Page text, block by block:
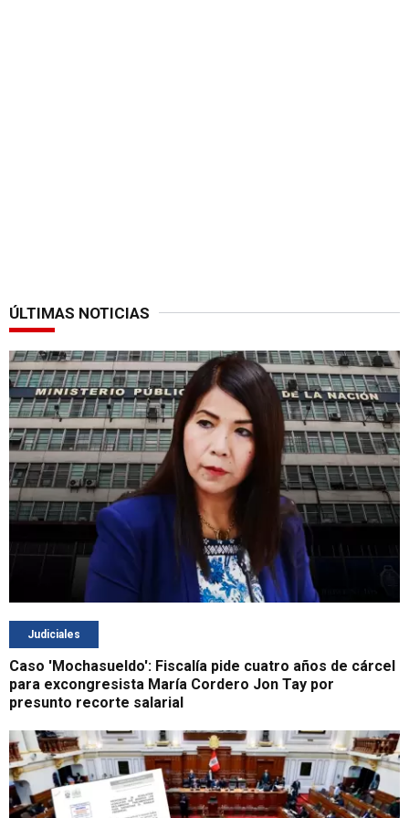
ÚLTIMAS NOTICIAS
Judiciales
Caso 'Mochasueldo': Fiscalía pide cuatro años de cárcel
para excongresista María Cordero Jon Tay por
presunto recorte salarial